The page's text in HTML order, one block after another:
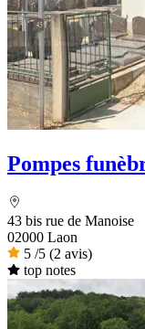
Pompes
43 bis rue de Manoise
02000 Laon
5 /5 (2 avis)
top notes